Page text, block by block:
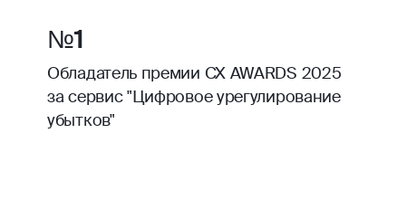
№1
Обладатель премии CX AWARDS 2025
за сервис "Цифровое урегулирование
убытков"